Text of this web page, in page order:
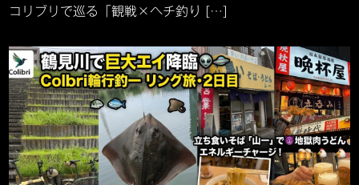
コリブリで巡る「観戦×ヘチ釣り […]